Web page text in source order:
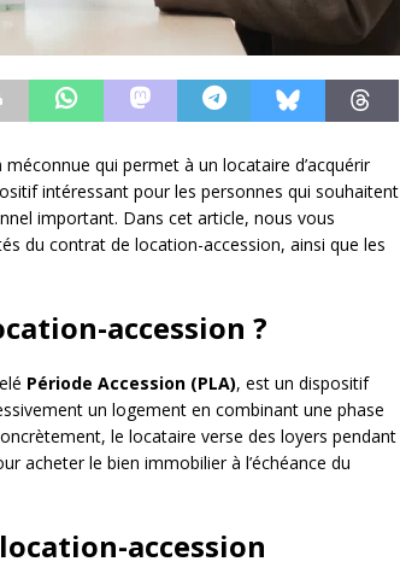
qui permet à un locataire d’acquérir
intéressant pour les personnes qui souhaitent
important. Dans cet article, nous vous
du contrat de location-accession, ainsi que les
accession ?
Période Accession (PLA), est un dispositif
un logement en combinant une phase
le locataire verse des loyers pendant
acheter le bien immobilier à l’échéance du
accession